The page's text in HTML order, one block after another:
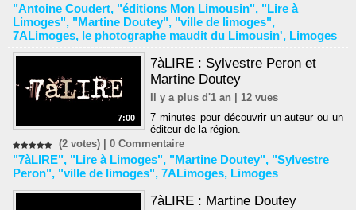
"Antoine Coudert, "éditions Mon Limousin", "Lire à
Limoges", "Martine Doutey", "ville de limoges",
7ALimoges, le photographe maudit du Limousin', Limoges
7:00
7àLIRE : Sylvestre Peron et
Martine Doutey
Il y a plus d'1 an | 12 vues
7 minutes pour découvrir un auteur ou un
éditeur de la région.
(2 votes) | 0 Commentaire
"7àLIRE", "Lire à Limoges", "Martine Doutey", "Sylvestre
Peron", "ville de limoges", 7ALimoges, Limoges
7àLIRE : Martine Doutey